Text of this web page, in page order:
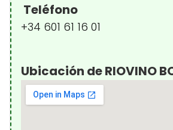
Teléfono
+34 601 61 16 01
Ubicación de RIOVINO